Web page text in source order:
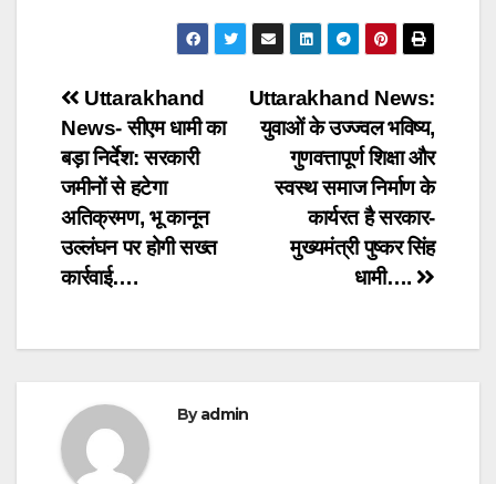
Post
navigation
Uttarakhand News:
युवाओं के उज्ज्वल भविष्य,
गुणवत्तापूर्ण शिक्षा और
स्वस्थ समाज निर्माण के
कार्यरत है सरकार-
मुख्यमंत्री पुष्कर सिंह
धामी….
Uttarakhand
News- सीएम धामी का
बड़ा निर्देश: सरकारी
जमीनों से हटेगा
अतिक्रमण, भू कानून
उल्लंघन पर होगी सख्त
कार्रवाई….
Byadmin